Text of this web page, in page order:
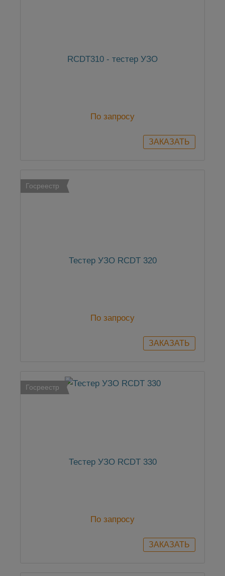
RCDT310 - тестер УЗО
По запросу
Госреестр
Тестер УЗО RCDT 320
По запросу
Госреестр
Тестер УЗО RCDT 330
По запросу